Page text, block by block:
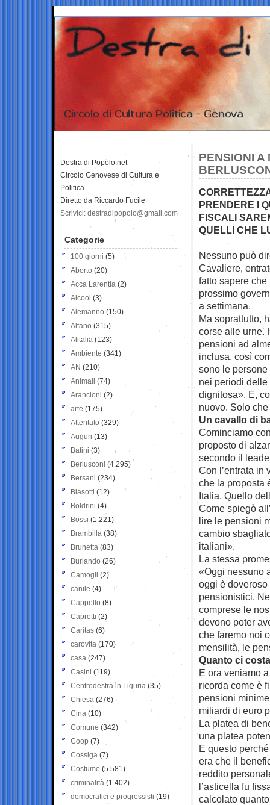
PENSIONI A
PRENDERE I
FISCALI
QUELLI CHE
Nessuno può
Cavaliere,
fatto sapere
prossimo
a settimana.
Ma soprattutto,
corse alle urne.
pensioni ad
inclusa, così
sono le
nei periodi
dignitosa». E,
nuovo. Solo
Un cavallo di
Cominciamo
proposto di
secondo il
Con l’entrata in
che la proposta
Italia. Quello
Come spiegò
lire le pensioni
cambio
italiani».
La stessa
«Oggi nessuno
oggi è
pensionistici.
comprese le
devono poter
che faremo noi
mensilità, le
Quanto ci
E ora veniamo
ricorda come è
pensioni
miliardi di euro
La platea di
una platea
E questo
era che il
reddito
l’asticella fu
calcolato
Destra di Popolo.net
Circolo Genovese di Cultura e
Politica
Diretto da Riccardo Fucile
Scrivici: destradipopolo@gmail.com
Categorie
100 giorni (5)
Aborto (20)
Acca Larentia (2)
Alcool (3)
Alemanno (150)
Alfano (315)
Alitalia (123)
Ambiente (341)
AN (210)
Animali (74)
Arancioni (2)
arte (175)
Attentato (329)
Auguri (13)
Batini (3)
Berlusconi (4.295)
Bersani (234)
Biasotti (12)
Boldrini (4)
Bossi (1.221)
Brambilla (38)
Brunetta (83)
Burlando (26)
Camogli (2)
canile (4)
Cappello (8)
Caprotti (2)
Caritas (6)
carovita (170)
casa (247)
Casini (119)
Centrodestra in Liguria (35)
Chiesa (276)
Cina (10)
Comune (342)
Coop (7)
Cossiga (7)
Costume (5.581)
criminalità (1.402)
democratici e progressisti (19)